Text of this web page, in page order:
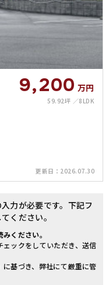
9,200 万円
59.92坪 8LDK
更新日： 2026.07.30
力が必要です。下記フ
ください。
ください。
ックをしていただき、送信
基づき、弊社にて厳重に管